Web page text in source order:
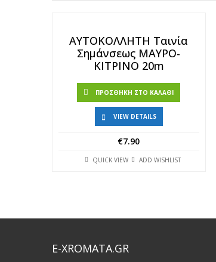
ΑΥΤΟΚΟΛΛΗΤΗ Ταινία
Σημάνσεως ΜΑΥΡΟ-
ΚΙΤΡΙΝΟ 20m
ΠΡΟΣΘΉΚΗ ΣΤΟ ΚΑΛΆΘΙ
VIEW DETAILS
€7.90
QUICK VIEW ADD WISHLIST
E-XROMATA.GR